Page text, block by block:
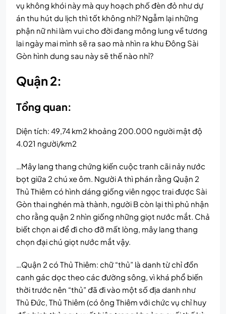
vụ không khói này mà quy hoạch phố đèn đỏ như dự
án thu hút du lịch thì tốt không nhỉ? Ngẫm lại những
phận nữ nhi làm vui cho đời đang mông lung về tương
lai ngày mai mình sẽ ra sao mà nhìn ra khu Đông Sài
Gòn hình dung sau này sẽ thế nào nhỉ?
Quận 2:
Tổng quan:
Diện tích: 49,74 km2 khoảng 200.000 người mật độ
4.021 người/km2
…Mây lang thang chứng kiến cuộc tranh cãi nảy nước
bọt giữa 2 chú xe ôm. Người A thì phán rằng Quận 2
Thủ Thiêm có hình dáng giống viên ngọc trai được Sài
Gòn thai nghén mà thành, người B còn lại thì phủ nhận
cho rằng quận 2 nhìn giống những giọt nước mắt. Chả
biết chọn ai để đi cho đỡ mất lòng, mây lang thang
chọn đại chú giọt nước mắt vậy.
…Quận 2 có Thủ Thiêm: chữ “thủ” là danh từ chỉ đồn
canh gác dọc theo các đường sông, vì khá phổ biến
thời trước nên “thủ” đã đi vào một số địa danh như
Thủ Đức, Thủ Thiêm (có ông Thiêm với chức vụ chỉ huy